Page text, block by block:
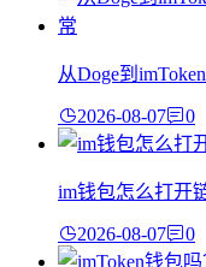
从Doge到
2026-08-07 0
im钱包怎么打开
2026-08-07 0